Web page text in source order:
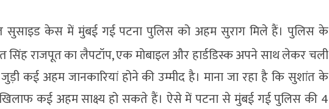
सुसाइड केस में मुंबई गई पटना पुलिस को अहम सुराग मिले हैं। पुलिस के
सिंह राजपूत का लैपटॉप, एक मोबाइल और हार्डडिस्क अपने साथ लेकर चली
कई अहम जानकारियां होने की उम्‍मीद है। माना जा रहा है कि सुशांत के
खिलाफ कई अहम साक्ष्य हो सकते हैं। ऐसे में पटना से मुंबई गई पुलिस की 4